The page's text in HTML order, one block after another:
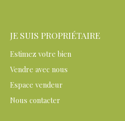
JE SUIS PROPRIÉTAIRE
Estimez votre bien
Vendre avec nous
Espace vendeur
Nous contacter